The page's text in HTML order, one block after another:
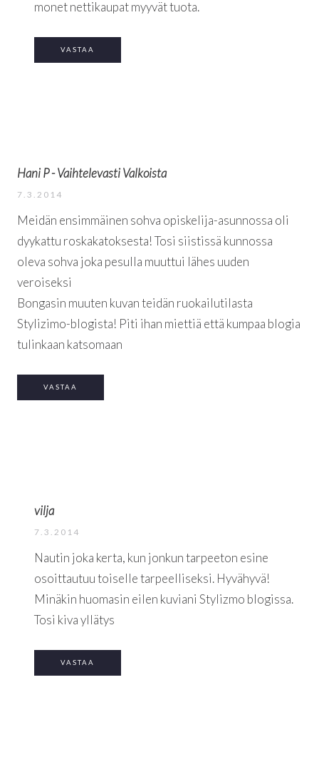
monet nettikaupat myyvät tuota.
VASTAA
Hani P - Vaihtelevasti Valkoista
7.3.2014
Meidän ensimmäinen sohva opiskelija-asunnossa oli
dyykattu roskakatoksesta! Tosi siistissä kunnossa
oleva sohva joka pesulla muuttui lähes uuden
veroiseksi
Bongasin muuten kuvan teidän ruokailutilasta
Stylizimo-blogista! Piti ihan miettiä että kumpaa blogia
tulinkaan katsomaan
VASTAA
vilja
7.3.2014
Nautin joka kerta, kun jonkun tarpeeton esine
osoittautuu toiselle tarpeelliseksi. Hyvähyvä!
Minäkin huomasin eilen kuviani Stylizmo blogissa.
Tosi kiva yllätys
VASTAA